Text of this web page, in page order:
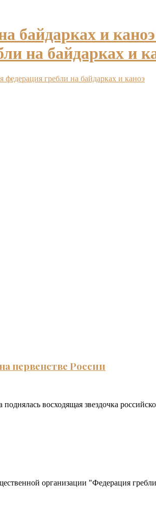
на байдарках и
первенстве России
восходящая звездочка
организации "Федерация